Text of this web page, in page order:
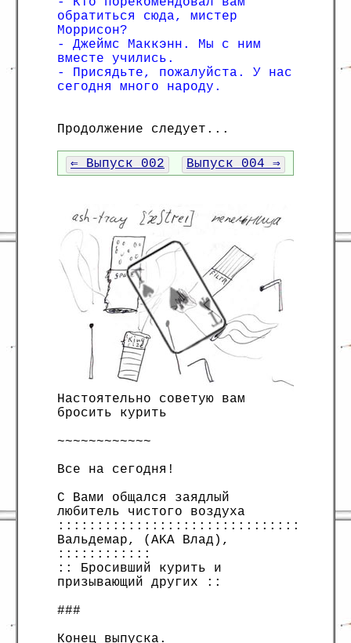
обратиться сюда, мистер
Моррисон?
- Джеймс Маккэнн. Мы с ним
вместе учились.
- Присядьте, пожалуйста. У нас
сегодня много народу.
Продолжение следует...
⇐ Выпуск 002 Выпуск 004 ⇒
Настоятельно советую вам
бросить курить
~~~~~~~~~~~~
Все на сегодня!
С Вами общался заядлый
любитель чистого воздуха
:::::::::::::::::::::::::::::::
Вальдемар, (AKA Влад),
::::::::::::
:: Бросивший курить и
призывающий других ::
###
Конец выпуска.